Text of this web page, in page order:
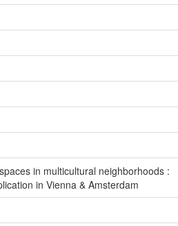
in multicultural neighborhoods :
in Vienna & Amsterdam